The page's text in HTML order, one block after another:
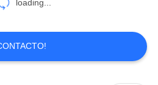
loading...